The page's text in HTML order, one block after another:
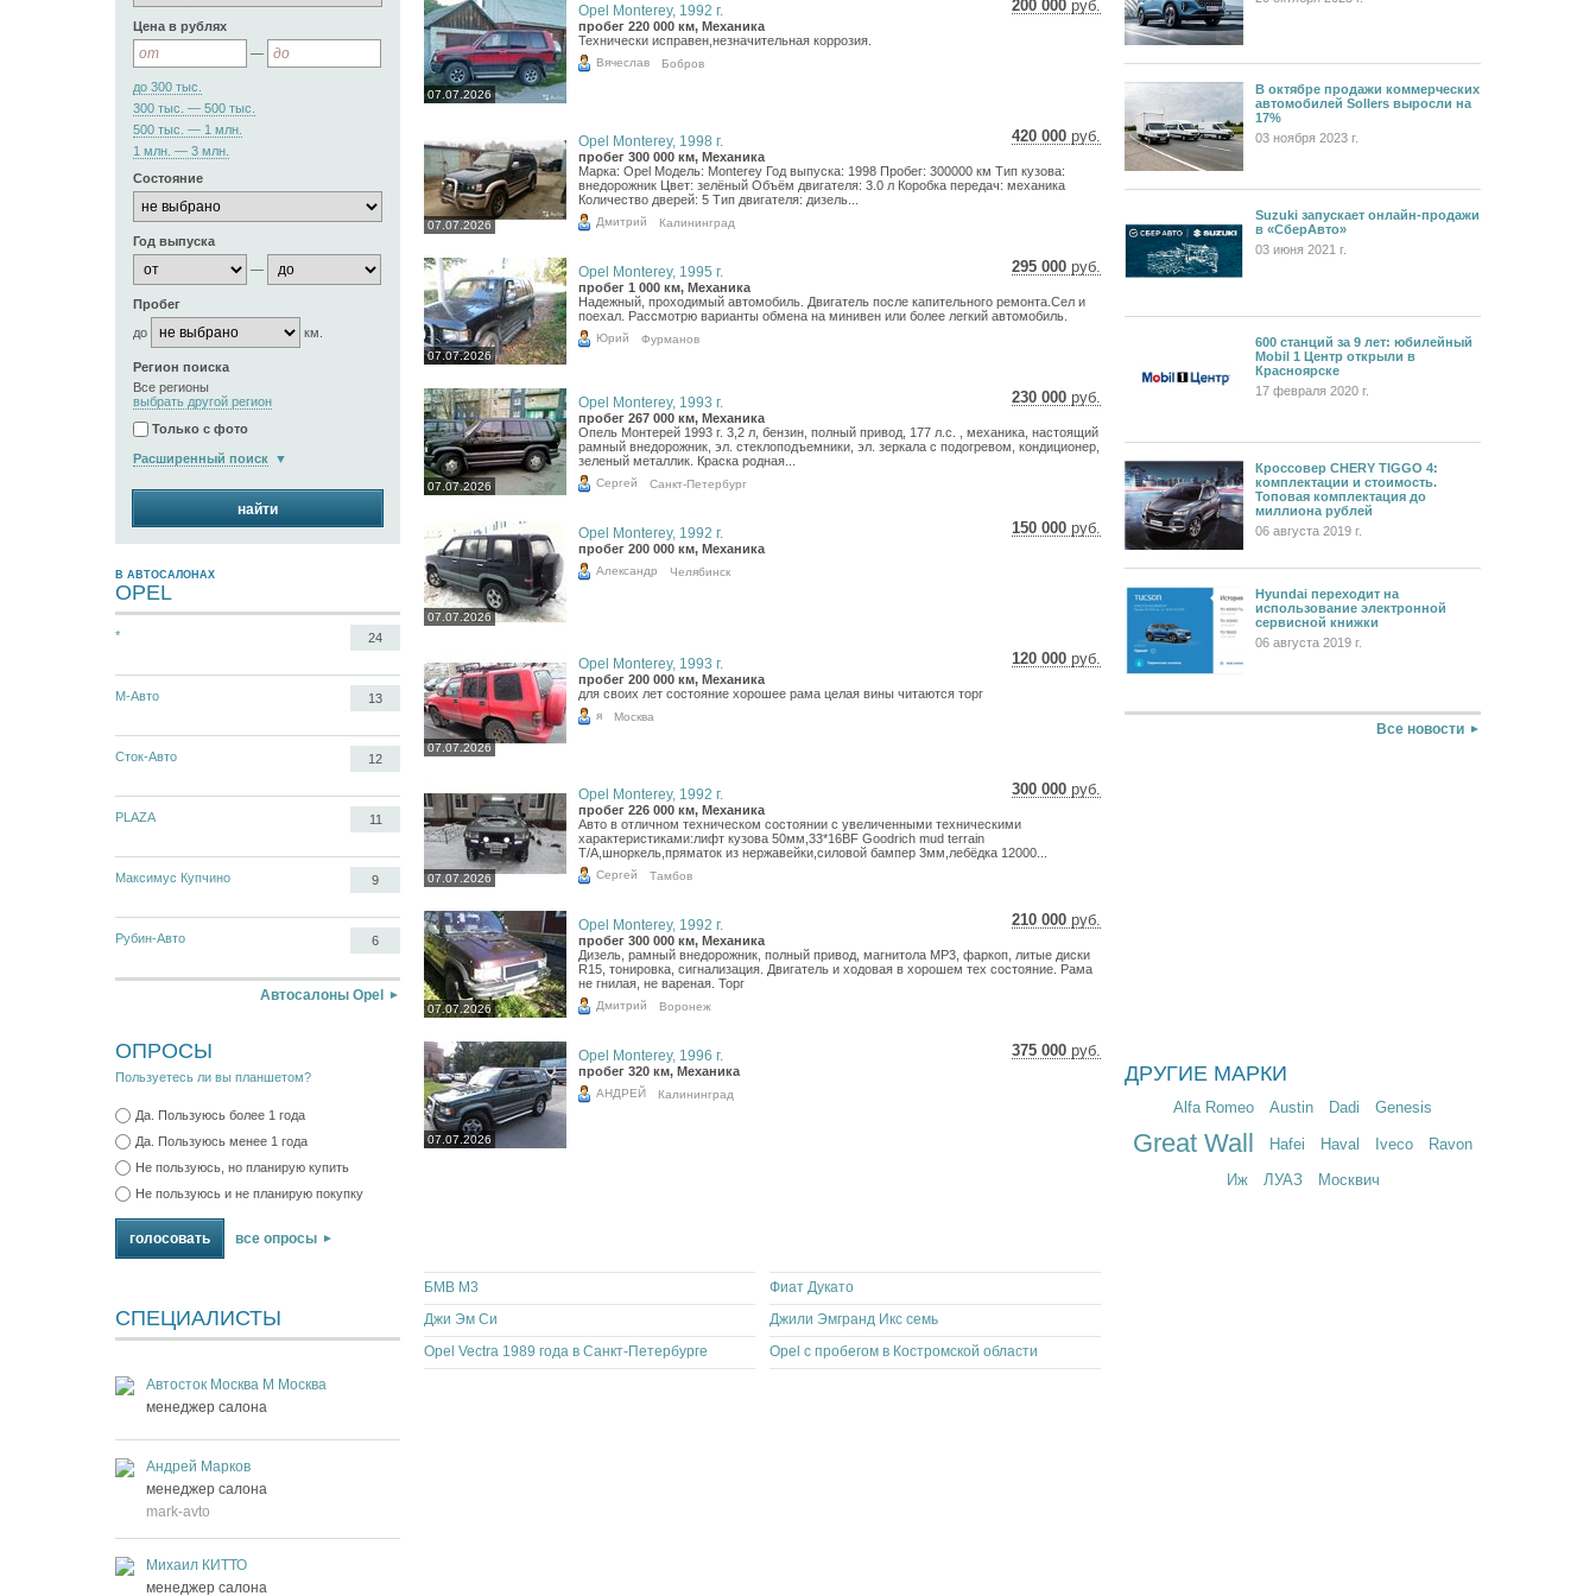
Цена в рублях
—
до 300 тыс.
300 тыс. — 500 тыс.
500 тыс. — 1 млн.
1 млн. — 3 млн.
Состояние
Год выпуска
—
Пробег
до
км.
Регион поиска
Все регионы
выбрать другой регион
Только с фото
Расширенный поиск
найти
В АВТОСАЛОНАХ
OPEL
* 24
М-Авто 13
Сток-Авто 12
PLAZA 11
Максимус Купчино 9
Рубин-Авто 6
Автосалоны Opel
ОПРОСЫ
Пользуетесь ли вы планшетом?
Да. Пользуюсь более 1 года
Да. Пользуюсь менее 1 года
Не пользуюсь, но планирую купить
Не пользуюсь и не планирую покупку
все опросы
СПЕЦИАЛИСТЫ
Автосток Москва М Москва
менеджер салона
Андрей Марков
менеджер салона
mark-avto
Михаил КИТТО
менеджер салона
07.07.2026
200 000 руб.
Opel Monterey, 1992 г.
пробег 220 000 км, Механика
Технически исправен,незначительная коррозия.
Вячеслав Бобров
07.07.2026
420 000 руб.
6 143 €
Opel Monterey, 1998 г.
пробег 300 000 км, Механика
Марка: Opel Модель: Monterey Год выпуска: 1998 Пробег: 300000 км Тип кузова:
внедорожник Цвет: зелёный Объём двигателя: 3.0 л Коробка передач: механика
Количество дверей: 5 Тип двигателя: дизель...
Дмитрий Калининград
07.07.2026
295 000 руб.
4 314 €
Opel Monterey, 1995 г.
пробег 1 000 км, Механика
Надежный, проходимый автомобиль. Двигатель после капительного ремонта.Сел и
поехал. Рассмотрю варианты обмена на минивен или более легкий автомобиль.
Юрий Фурманов
07.07.2026
230 000 руб.
3 364 €
Opel Monterey, 1993 г.
пробег 267 000 км, Механика
Опель Монтерей 1993 г. 3,2 л, бензин, полный привод, 177 л.с. , механика, настоящий
рамный внедорожник, эл. стеклоподъемники, эл. зеркала с подогревом, кондиционер,
зеленый металлик. Краска родная...
Сергей Санкт-Петербург
07.07.2026
150 000 руб.
Opel Monterey, 1992 г.
пробег 200 000 км, Механика
Александр Челябинск
07.07.2026
120 000 руб.
Opel Monterey, 1993 г.
пробег 200 000 км, Механика
для своих лет состояние хорошее рама целая вины читаются торг
я Москва
07.07.2026
300 000 руб.
Opel Monterey, 1992 г.
пробег 226 000 км, Механика
Авто в отличном техническом состоянии с увеличенными техническими
характеристиками:лифт кузова 50мм,33*16BF Goodrich mud terrain
T/A,шноркель,пряматок из нержавейки,силовой бампер 3мм,лебёдка 12000...
Cергей Тамбов
07.07.2026
210 000 руб.
3 071 €
Opel Monterey, 1992 г.
пробег 300 000 км, Механика
Дизель, рамный внедорожник, полный привод, магнитола MP3, фаркоп, литые диски
R15, тонировка, сигнализация. Двигатель и ходовая в хорошем тех состояние. Рама
не гнилая, не вареная. Торг
Дмитрий Воронеж
07.07.2026
375 000 руб.
Opel Monterey, 1996 г.
пробег 320 км, Механика
АНДРЕЙ Калининград
БМВ М3
Фиат Дукато
Джи Эм Си
Джили Эмгранд Икс семь
Opel Vectra 1989 года в Санкт-Петербурге
Opel с пробегом в Костромской области
В октябре продажи коммерческих
автомобилей Sollers выросли на
17%
03 ноября 2023 г.
Suzuki запускает онлайн-продажи
в «СберАвто»
03 июня 2021 г.
600 станций за 9 лет: юбилейный
Mobil 1 Центр открыли в
Красноярске
17 февраля 2020 г.
Кроссовер CHERY TIGGO 4:
комплектации и стоимость.
Топовая комплектация до
миллиона рублей
06 августа 2019 г.
Hyundai переходит на
использование электронной
сервисной книжки
06 августа 2019 г.
Все новости
ДРУГИЕ МАРКИ
Alfa Romeo Austin Dadi Genesis
Great Wall Hafei Haval Iveco Ravon
Иж ЛУАЗ Москвич